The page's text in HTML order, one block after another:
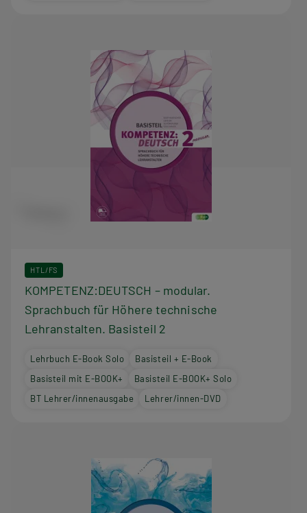
HTL/FS
KOMPETENZ:DEUTSCH – modular.
Sprachbuch für Höhere technische
Lehranstalten. Basisteil 2
Lehrbuch E-Book Solo
Basisteil + E-Book
Basisteil mit E-BOOK+
Basisteil E-BOOK+ Solo
BT Lehrer/innenausgabe
Lehrer/innen-DVD